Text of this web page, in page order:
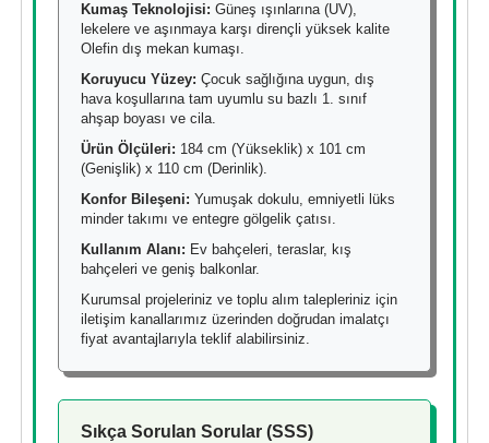
Kumaş Teknolojisi: Güneş ışınlarına (UV),
lekelere ve aşınmaya karşı dirençli yüksek kalite
Olefin dış mekan kumaşı.
Koruyucu Yüzey: Çocuk sağlığına uygun, dış
hava koşullarına tam uyumlu su bazlı 1. sınıf
ahşap boyası ve cila.
Ürün Ölçüleri: 184 cm (Yükseklik) x 101 cm
(Genişlik) x 110 cm (Derinlik).
Konfor Bileşeni: Yumuşak dokulu, emniyetli lüks
minder takımı ve entegre gölgelik çatısı.
Kullanım Alanı: Ev bahçeleri, teraslar, kış
bahçeleri ve geniş balkonlar.
Kurumsal projeleriniz ve toplu alım talepleriniz için
iletişim kanallarımız üzerinden doğrudan imalatçı
fiyat avantajlarıyla teklif alabilirsiniz.
Sıkça Sorulan Sorular (SSS)